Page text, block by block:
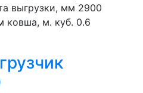
выгрузки, мм 2900
ковша, м. куб. 0.6